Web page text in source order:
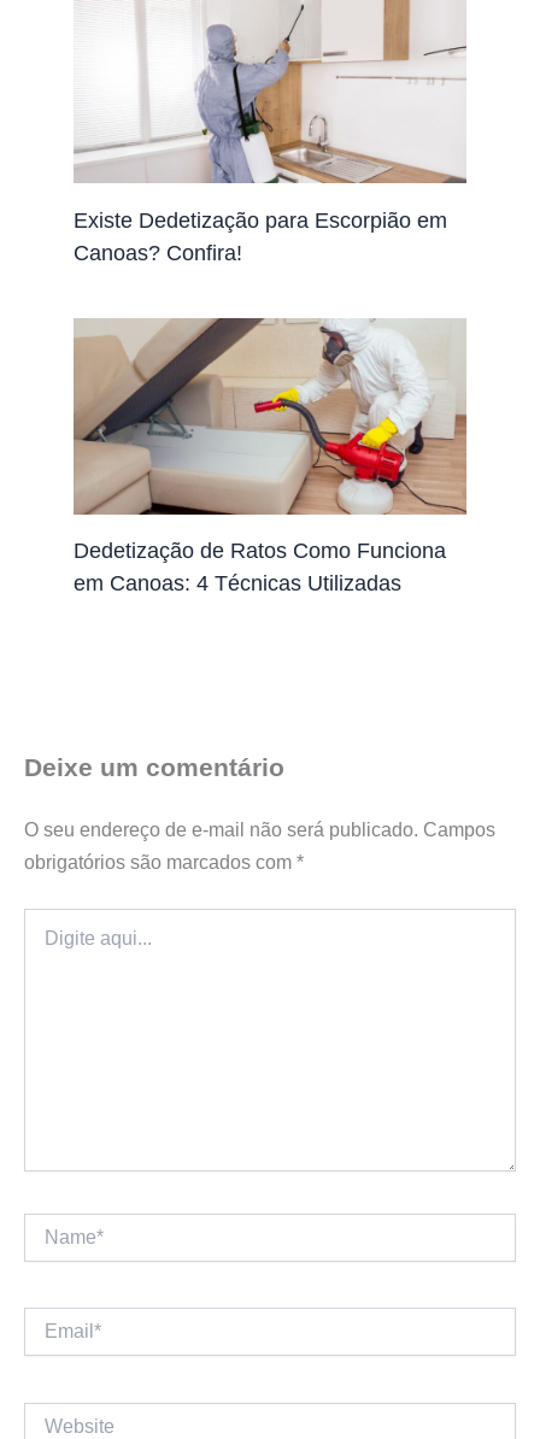
Existe Dedetização para Escorpião em
Canoas? Confira!
Dedetização de Ratos Como Funciona
em Canoas: 4 Técnicas Utilizadas
Deixe um comentário
O seu endereço de e-mail não será publicado. Campos
obrigatórios são marcados com *
aqui...
Email*